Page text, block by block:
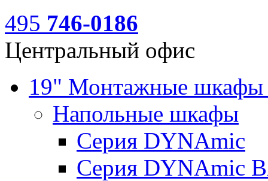
495 746-0186
Центральный офис
19" Монтажные
Напольные шкафы
Серия DYNAmic
Серия DYNAmic